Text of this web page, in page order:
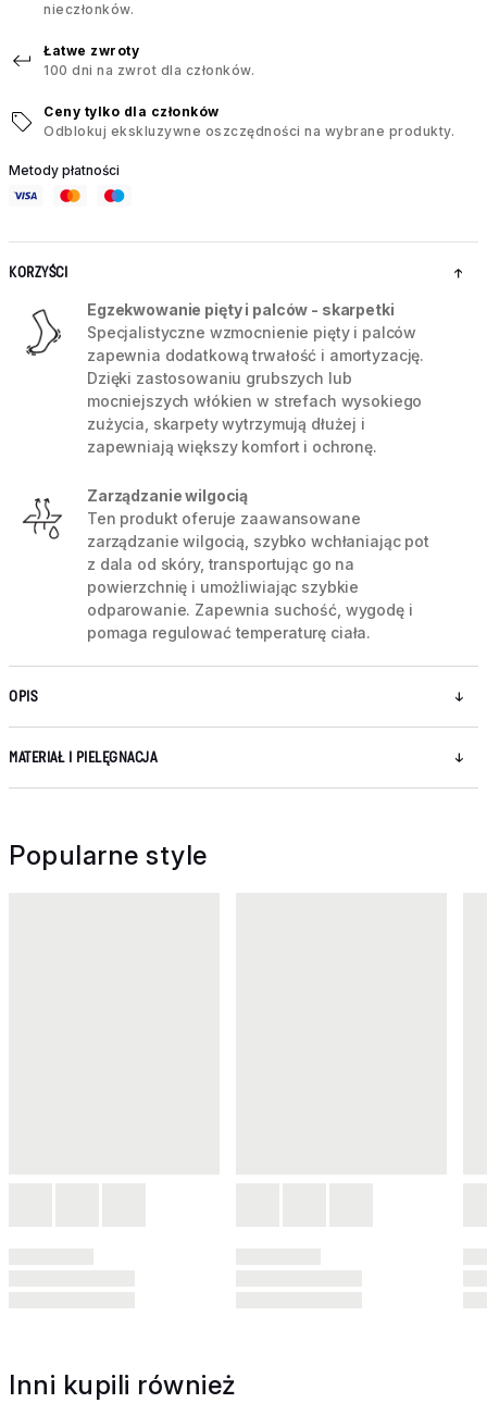
nieczłonków.
Łatwe zwroty
100 dni na zwrot dla członków.
Ceny tylko dla członków
Odblokuj ekskluzywne oszczędności na wybrane produkty.
Metody płatności
KORZYŚCI
Egzekwowanie pięty i palców - skarpetki
Specjalistyczne wzmocnienie pięty i palców
zapewnia dodatkową trwałość i amortyzację.
Dzięki zastosowaniu grubszych lub
mocniejszych włókien w strefach wysokiego
zużycia, skarpety wytrzymują dłużej i
zapewniają większy komfort i ochronę.
Zarządzanie wilgocią
Ten produkt oferuje zaawansowane
zarządzanie wilgocią, szybko wchłaniając pot
z dala od skóry, transportując go na
powierzchnię i umożliwiając szybkie
odparowanie. Zapewnia suchość, wygodę i
pomaga regulować temperaturę ciała.
OPIS
MATERIAŁ I PIELĘGNACJA
Popularne style
Inni kupili również